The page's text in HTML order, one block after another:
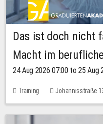
Das ist doch nicht
Macht im
24 Aug 2026 07:00 to 25 Aug
Training
Johannisstraße
1 place
30.00 EUR